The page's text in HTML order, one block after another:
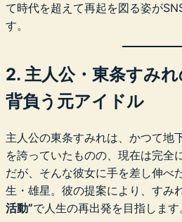
て時代を超えて再起を図る姿が
す。
2. 主人公・東条すみ
背負う元アイドル
主人公の東条すみれは、かつて地
を誇っていたものの、現在は完全
だが、そんな彼女に手を差し伸べ
生・雄星。彼の提案により、すみ
活動”で人生の再出発を目指します